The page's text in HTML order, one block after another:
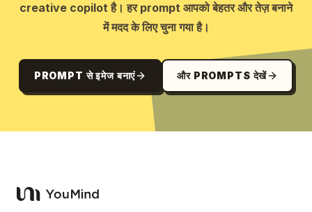
creative copilot है। हर prompt आपको बेहतर और तेज़ बनाने
में मदद के लिए चुना गया है।
PROMPT से इमेज बनाएं और PROMPTS देखें